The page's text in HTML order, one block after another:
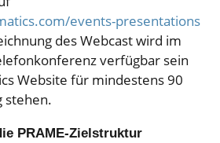
events-presentations
des Webcast wird im
verfügbar sein
Website für mindestens 90
stehen.
PRAME-Zielstruktur